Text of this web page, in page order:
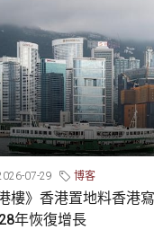
07-29 博客
港樓》香港置地料香港
年恢復增長